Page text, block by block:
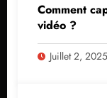
Comment
vidéo ?
Juillet 2, 2025